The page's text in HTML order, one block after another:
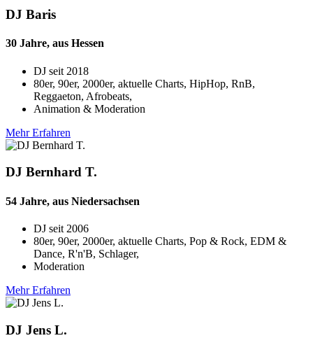
DJ Baris
30 Jahre, aus Hessen
DJ seit 2018
80er, 90er, 2000er, aktuelle Charts, HipHop, RnB,
Reggaeton, Afrobeats,
Animation & Moderation
Mehr Erfahren
DJ Bernhard T.
54 Jahre, aus Niedersachsen
DJ seit 2006
80er, 90er, 2000er, aktuelle Charts, Pop & Rock, EDM &
Dance, R'n'B, Schlager,
Moderation
Mehr Erfahren
DJ Jens L.